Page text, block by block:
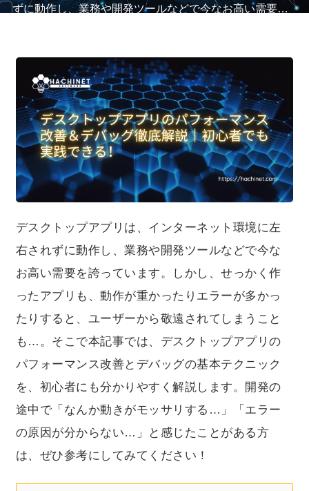
ずに動作し、業務や開発ツールなどで今なお高い需要を
敬遠されてしまうことも…。そこで本記事では、デスク
トップアプリのパフォーマンス改善とデバッグの基本テ
クニックを、初心者にも分かりやすく解説します。開発
の途中で「なんか動きがモッサリする…」「エラーの原
因が分からない…」と感じたことがある方は、ぜひ参考
にしてみてください！
デスクトップアプリは、インターネット環境に左
右されずに動作し、業務や開発ツールなどで今な
お高い需要を誇っています。しかし、せっかく作
ったアプリも、動作が重かったりエラーが多かっ
たりすると、ユーザーから敬遠されてしまうこと
も…。そこで本記事では、デスクトップアプリの
パフォーマンス改善とデバッグの基本テクニック
を、初心者にも分かりやすく解説します。開発の
途中で「なんか動きがモッサリする…」「エラー
の原因が分からない…」と感じたことがある方
は、ぜひ参考にしてみてください！